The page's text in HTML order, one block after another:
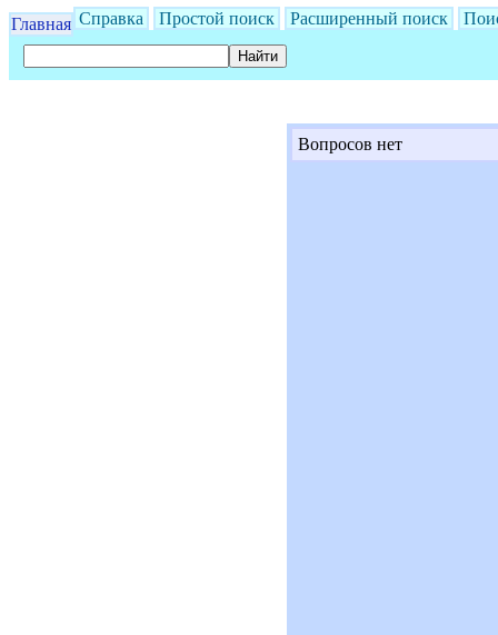
Главная Справка Простой поиск Расширенный поиск
Вопросов нет